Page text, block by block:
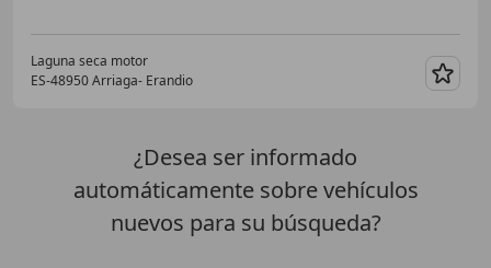
Laguna seca motor
ES-48950 Arriaga- Erandio
¿Desea ser informado
automáticamente sobre vehículos
nuevos para su búsqueda?